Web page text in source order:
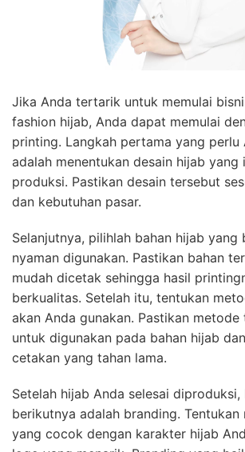
Jika Anda tertarik untuk memulai
fashion hijab, Anda dapat memulai
printing. Langkah pertama yang perlu
adalah menentukan desain hijab yang
produksi. Pastikan desain tersebut
dan kebutuhan pasar.
Selanjutnya, pilihlah bahan hijab yang
nyaman digunakan. Pastikan bahan
mudah dicetak sehingga hasil
berkualitas. Setelah itu, tentukan
akan Anda gunakan. Pastikan metode
untuk digunakan pada bahan hijab
cetakan yang tahan lama.
Setelah hijab Anda selesai diproduksi,
berikutnya adalah branding. Tentukan
yang cocok dengan karakter hijab